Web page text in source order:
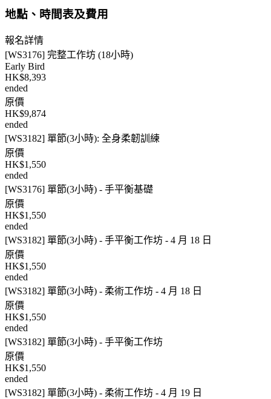
地點、時間表及費用
報名詳情
[WS3176] 完整工作坊 (18小時)
Early Bird
HK$8,393
ended
原價
HK$9,874
ended
[WS3182] 單節(3小時): 全身柔韌訓練
原價
HK$1,550
ended
[WS3176] 單節(3小時) - 手平衡基礎
原價
HK$1,550
ended
[WS3182] 單節(3小時) - 手平衡工作坊 - 4 月 18 日
原價
HK$1,550
ended
[WS3182] 單節(3小時) - 柔術工作坊 - 4 月 18 日
原價
HK$1,550
ended
[WS3182] 單節(3小時) - 手平衡工作坊
原價
HK$1,550
ended
[WS3182] 單節(3小時) - 柔術工作坊 - 4 月 19 日